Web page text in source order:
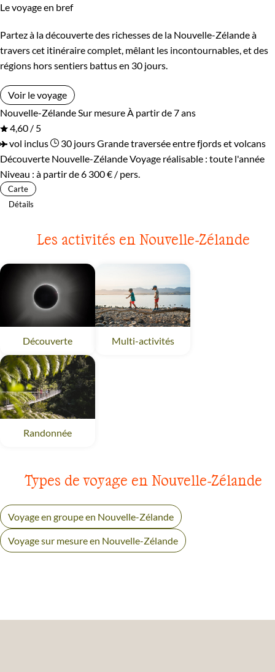
Le voyage en bref
Partez à la découverte des richesses de la Nouvelle-Zélande à
travers cet itinéraire complet, mêlant les incontournables, et des
régions hors sentiers battus en 30 jours.
Voir le voyage
Nouvelle-Zélande Sur mesure À partir de 7 ans
4,60 / 5
vol inclus
30 joursGrande traversée entre fjords et volcans
Découverte Nouvelle-ZélandeVoyage réalisable : toute l'année
Niveau : à partir de6 300 € / pers.
Carte
Détails
Les activités en Nouvelle-Zélande
Découverte Nouvelle-Zélande
Multi-activitésNouvelle-Zélande
Randonnée
Types de voyage en Nouvelle-Zélande
Voyage en groupe en Nouvelle-Zélande
Voyage sur mesure en Nouvelle-Zélande